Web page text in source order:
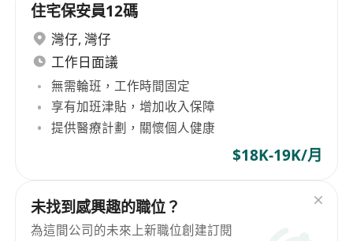
住宅保安員12碼
灣仔, 灣仔
工作日面議
無需輪班，工作時間固定
享有加班津貼，增加收入保障
提供醫療計劃，關懷個人健康
$18K-19K/月
未找到感興趣的職位？
為這間公司的未來上新職位創建訂閱